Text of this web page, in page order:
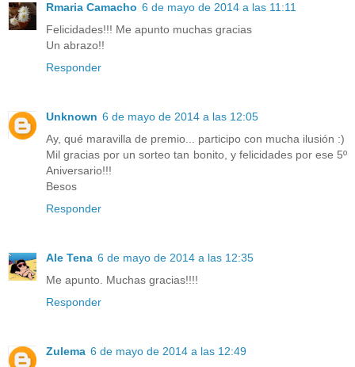
Rmaria Camacho 6 de mayo de 2014 a las 11:11
Felicidades!!! Me apunto muchas gracias
Un abrazo!!
Responder
Unknown 6 de mayo de 2014 a las 12:05
Ay, qué maravilla de premio... participo con mucha ilusión :)
Mil gracias por un sorteo tan bonito, y felicidades por ese 5º
Aniversario!!!
Besos
Responder
Ale Tena 6 de mayo de 2014 a las 12:35
Me apunto. Muchas gracias!!!!
Responder
Zulema 6 de mayo de 2014 a las 12:49